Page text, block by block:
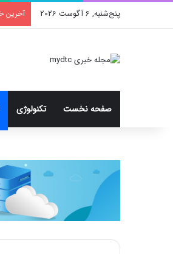
پنج‌شنبه, 6 آگوست 2026 آخرین
صفحه نخست تکنولوژی